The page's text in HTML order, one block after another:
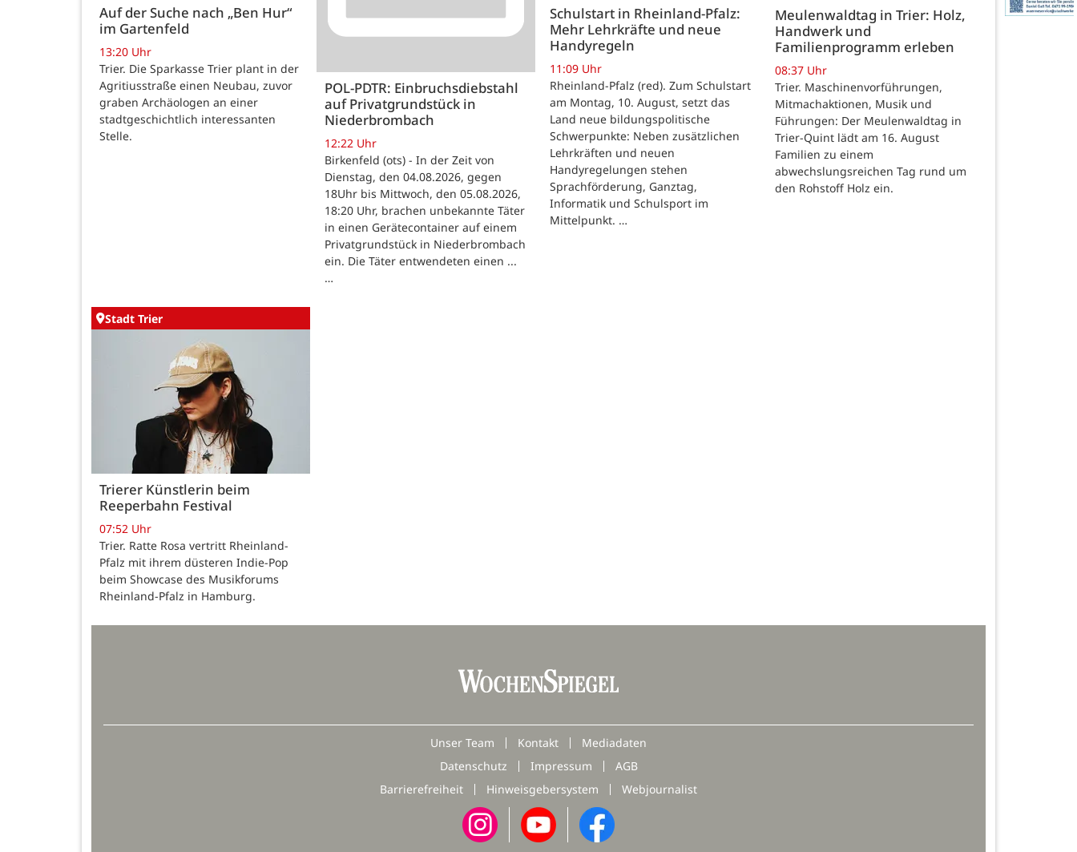
Auf der Suche nach „Ben Hur“
im Gartenfeld
13:20 Uhr
Trier. Die Sparkasse Trier plant in der
Agritiusstraße einen Neubau, zuvor
graben Archäologen an einer
stadtgeschichtlich interessanten
Stelle.
POL-PDTR: Einbruchsdiebstahl
auf Privatgrundstück in
Niederbrombach
12:22 Uhr
Birkenfeld (ots) - In der Zeit von
Dienstag, den 04.08.2026, gegen
18Uhr bis Mittwoch, den 05.08.2026,
18:20 Uhr, brachen unbekannte Täter
in einen Gerätecontainer auf einem
Privatgrundstück in Niederbrombach
ein. Die Täter entwendeten einen ...
…
Schulstart in Rheinland-Pfalz:
Mehr Lehrkräfte und neue
Handyregeln
11:09 Uhr
Rheinland-Pfalz (red). Zum Schulstart
am Montag, 10. August, setzt das
Land neue bildungspolitische
Schwerpunkte: Neben zusätzlichen
Lehrkräften und neuen
Handyregelungen stehen
Sprachförderung, Ganztag,
Informatik und Schulsport im
Mittelpunkt. …
Meulenwaldtag in Trier: Holz,
Handwerk und
Familienprogramm erleben
08:37 Uhr
Trier. Maschinenvorführungen,
Mitmachaktionen, Musik und
Führungen: Der Meulenwaldtag in
Trier-Quint lädt am 16. August
Familien zu einem
abwechslungsreichen Tag rund um
den Rohstoff Holz ein.
Stadt Trier
Trierer Künstlerin beim
Reeperbahn Festival
07:52 Uhr
Trier. Ratte Rosa vertritt Rheinland-
Pfalz mit ihrem düsteren Indie-Pop
beim Showcase des Musikforums
Rheinland-Pfalz in Hamburg.
Unser Team Kontakt
Mediadaten
Datenschutz
Impressum
AGB
Barrierefreiheit
Hinweisgebersystem Webjournalist